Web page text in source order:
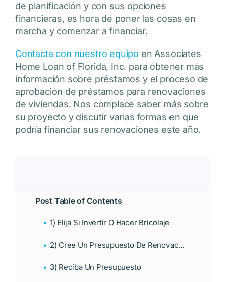
de planificación y con sus opciones
financieras, es hora de poner las cosas en
marcha y comenzar a financiar.
Contacta con nuestro equipo en Associates
Home Loan of Florida, Inc. para obtener más
información sobre préstamos y el proceso de
aprobación de préstamos para renovaciones
de viviendas. Nos complace saber más sobre
su proyecto y discutir varias formas en que
podría financiar sus renovaciones este año.
Post Table of Contents
1) Elija Si Invertir O Hacer Bricolaje
2) Cree Un Presupuesto De Renovación
3) Reciba Un Presupuesto